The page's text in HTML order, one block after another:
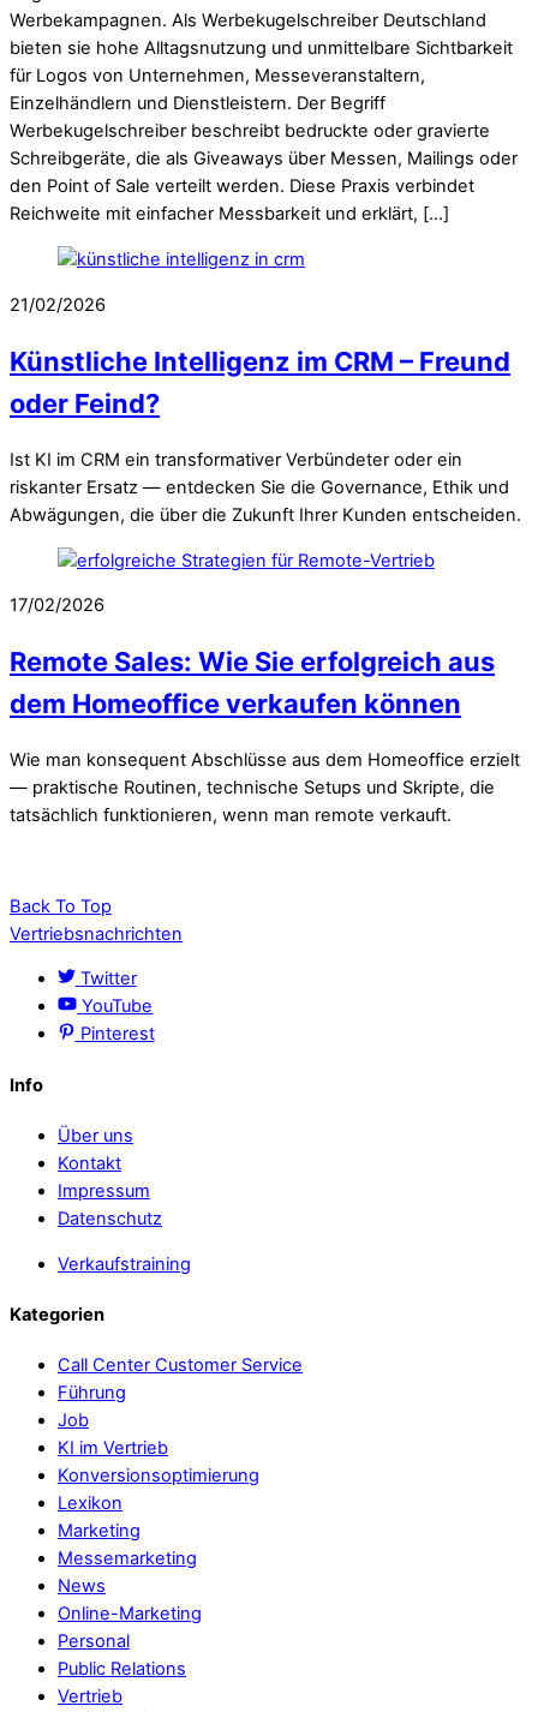
Werbekampagnen. Als Werbekugelschreiber Deutschland
bieten sie hohe Alltagsnutzung und unmittelbare Sichtbarkeit
für Logos von Unternehmen, Messeveranstaltern,
Einzelhändlern und Dienstleistern. Der Begriff
Werbekugelschreiber beschreibt bedruckte oder gravierte
Schreibgeräte, die als Giveaways über Messen, Mailings oder
den Point of Sale verteilt werden. Diese Praxis verbindet
Reichweite mit einfacher Messbarkeit und erklärt, […]
21/02/2026
Künstliche Intelligenz im CRM – Freund
oder Feind?
Ist KI im CRM ein transformativer Verbündeter oder ein
riskanter Ersatz — entdecken Sie die Governance, Ethik und
Abwägungen, die über die Zukunft Ihrer Kunden entscheiden.
17/02/2026
Remote Sales: Wie Sie erfolgreich aus
dem Homeoffice verkaufen können
Wie man konsequent Abschlüsse aus dem Homeoffice erzielt
— praktische Routinen, technische Setups und Skripte, die
tatsächlich funktionieren, wenn man remote verkauft.
Back To Top
Vertriebsnachrichten
Twitter
YouTube
Pinterest
Info
Über uns
Kontakt
Impressum
Datenschutz
Verkaufstraining
Kategorien
Call Center Customer Service
Führung
Job
KI im Vertrieb
Konversionsoptimierung
Lexikon
Marketing
Messemarketing
News
Online-Marketing
Personal
Public Relations
Vertrieb